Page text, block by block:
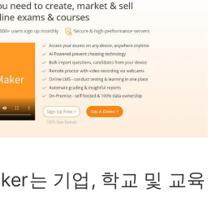
는 기업, 학교 및 교육